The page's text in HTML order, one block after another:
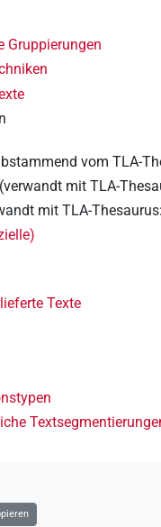
Gruppierungen
vom TLA-
(verwandt mit TLA-
mit TLA-Thesaurus:
Texte